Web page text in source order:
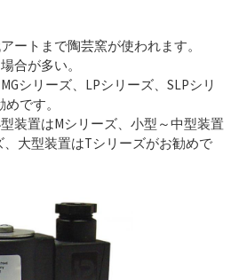
ートまで陶芸窯が使われます。
合が多い。
シリーズ、LPシリーズ、SLPシリ
です。
装置はMシリーズ、小型～中型装置
大型装置はTシリーズがお勧めで